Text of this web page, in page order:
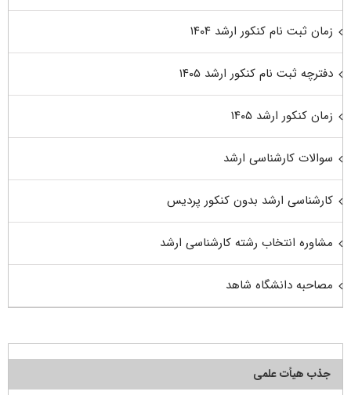
زمان ثبت نام کنکور ارشد ۱۴۰۴
دفترچه ثبت نام کنکور ارشد ۱۴۰۵
زمان کنکور ارشد ۱۴۰۵
سوالات کارشناسی ارشد
کارشناسی ارشد بدون کنکور پردیس
مشاوره انتخاب رشته کارشناسی ارشد
مصاحبه دانشگاه شاهد
جذب هیأت علمی